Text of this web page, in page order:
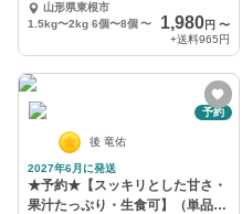
山形県東根市
1.5kg〜2kg 6個〜8個 〜 1,980円 〜
+送料965円
予約
後 竜佑
2027年6月に発送
★予約★【スッキリとした甘さ・
果汁たっぷり・生食可】（単品or